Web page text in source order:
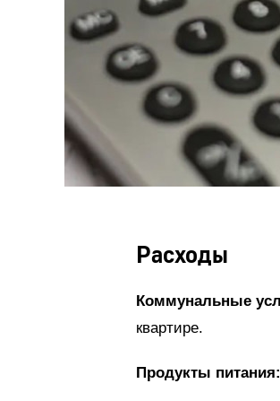
Расходы
Коммунальные
квартире.
Продукты питания: